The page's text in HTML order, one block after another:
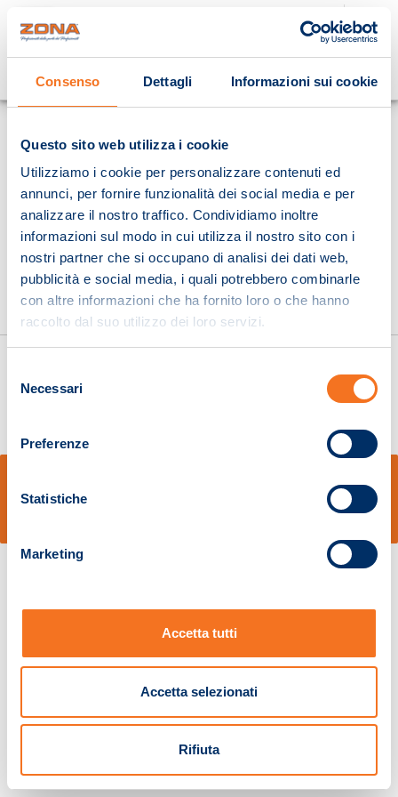
Consenso Dettagli Informazioni sui cookie
Questo sito web utilizza i cookie
Utilizziamo i cookie per personalizzare contenuti ed
annunci, per fornire funzionalità dei social media e per
analizzare il nostro traffico. Condividiamo inoltre
informazioni sul modo in cui utilizza il nostro sito con i
nostri partner che si occupano di analisi dei dati web,
pubblicità e social media, i quali potrebbero combinarle
con altre informazioni che ha fornito loro o che hanno
raccolto dal suo utilizzo dei loro servizi.
delNecessari
Preferenze
Statistiche
Marketing
Accetta tutti
Accetta selezionati
Rifiuta
Cosa stai cercando?
Pistoia 01680210505 – R.E.A. n.155974 - Cap.Soc. € 2.000.000,00 i.v. La
Società adotta il Codice Etico D.lgs. 231/01